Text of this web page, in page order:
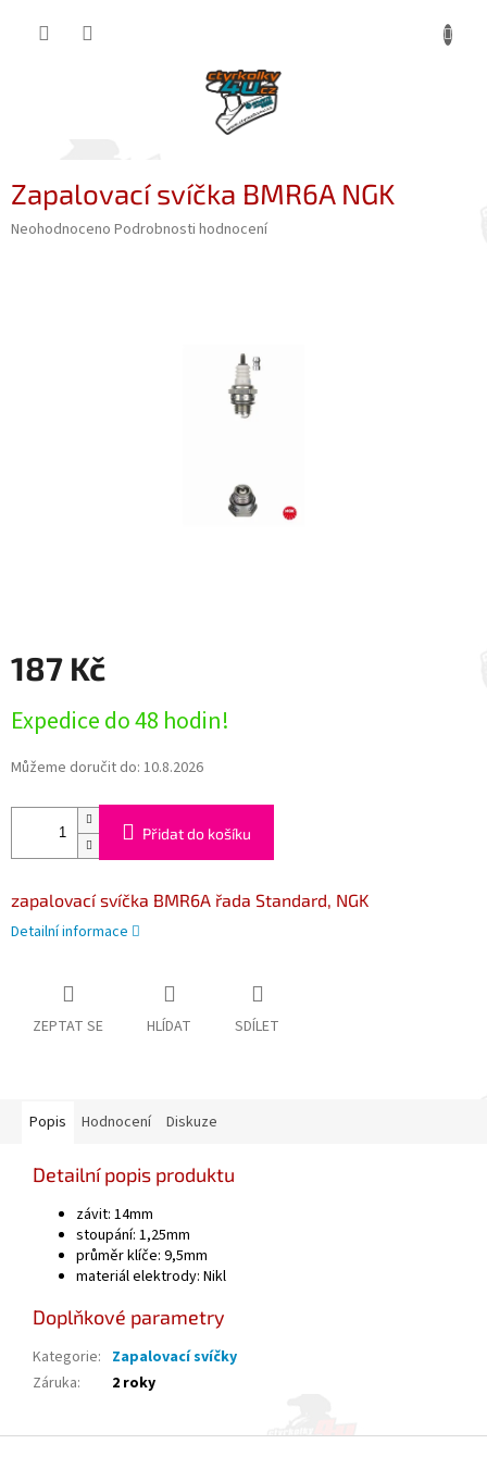
Zapalovací svíčka BMR6A NGK
Průměrné
Neohodnoceno Podrobnosti hodnocení
187 Kč
cena:
Expedice do 48 hodin!
Můžeme doručit do: 10.8.2026
Přidat do košíku
zapalovací svíčka BMR6A řada Standard, NGK
Detailní informace
ZEPTAT SE HLÍDAT SDÍLET
Popis Hodnocení Diskuze
Detailní popis produktu
závit: 14mm
stoupání: 1,25mm
průměr klíče: 9,5mm
materiál elektrody: Nikl
Doplňkové parametry
Kategorie: Zapalovací svíčky
Záruka: 2 roky